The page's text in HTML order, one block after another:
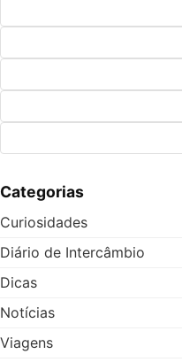
Categorias
Curiosidades
Diário de Intercâmbio
Dicas
Notícias
Viagens